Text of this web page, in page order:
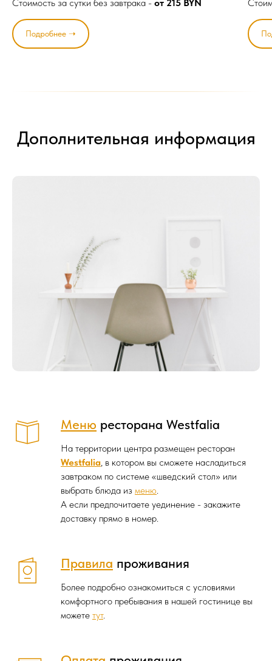
Стоимость за сутки без завтрака - от 215 BYN
Подробнее ➝
Дополнительная информация
Меню ресторана Westfalia
На территории центра размещен ресторан
Westfalia, в котором вы сможете насладиться
завтраком по системе «шведский стол» или
выбрать блюда из меню.
А если предпочитаете уединение - закажите
доставку прямо в номер.
Правила проживания
Более подробно ознакомиться с условиями
комфортного пребывания в нашей гостинице вы
можете тут.